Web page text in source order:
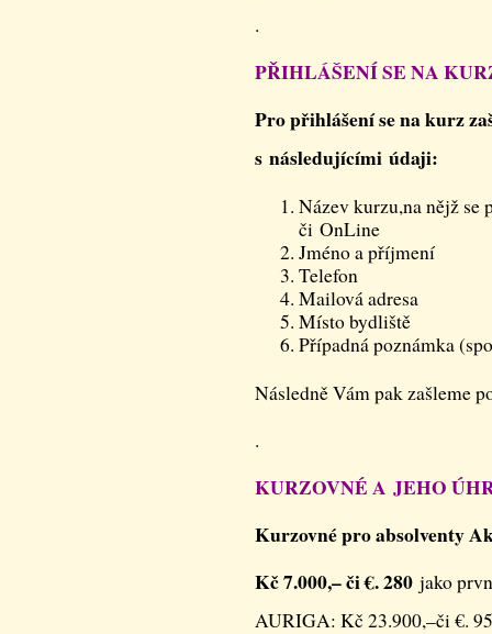
.
PŘIHLÁŠENÍ SE NA
Pro přihlášení se na kurz
s následující­mi údaji:
Název kurzu,na nějž se
či OnLine
Jméno a příjmení
Telefon
Mailová adresa
Místo bydliště
Případná poznámka
Následně Vám pak zašleme
.
KURZOVNÉ A JEHO
Kurzovné pro absolventy
Kč 7.000,– či €. 280 jako
AURIGA: Kč 23.900,–či €.